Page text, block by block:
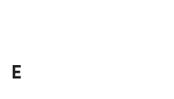
E